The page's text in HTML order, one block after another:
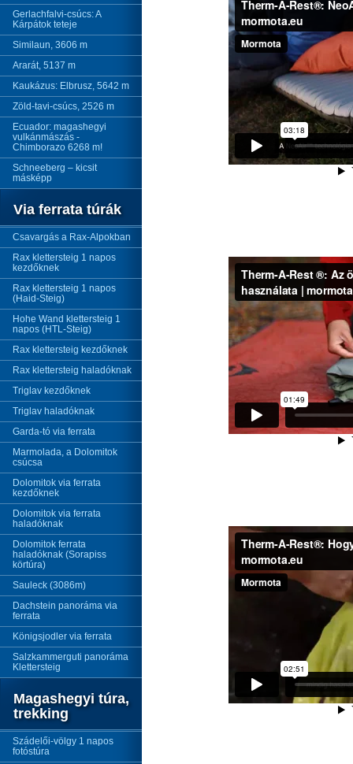
Gerlachfalvi-csúcs: A
Kárpátok teteje
Similaun, 3606 m
Ararát, 5137 m
Kaukázus: Elbrusz, 5642 m
Zöld-tavi-csúcs, 2526 m
Ecuador: magashegyi
vulkánmászás -
Chimborazo 6268 m!
Schneeberg – kicsit
másképp
Via ferrata túrák
Csavargás a Rax-Alpokban
Rax klettersteig 1 napos
kezdőknek
Rax klettersteig 1 napos
(Haid-Steig)
Hohe Wand klettersteig 1
napos (HTL-Steig)
Rax klettersteig kezdőknek
Rax klettersteig haladóknak
Triglav kezdőknek
Triglav haladóknak
Garda-tó via ferrata
Marmolada, a Dolomitok
csúcsa
Dolomitok via ferrata
kezdőknek
Dolomitok via ferrata
haladóknak
Dolomitok ferrata
haladóknak (Sorapiss
körtúra)
Sauleck (3086m)
Dachstein panoráma via
ferrata
Königsjodler via ferrata
Salzkammerguti panoráma
Klettersteig
Magashegyi túra,
trekking
Szádelői-völgy 1 napos
fotóstúra